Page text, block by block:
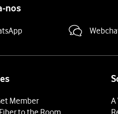
nos
Member
to the Room
A